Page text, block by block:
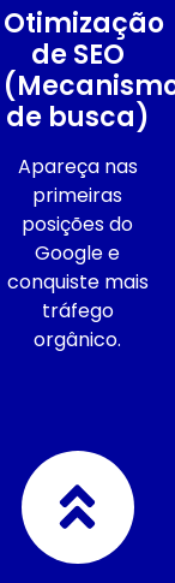
Otimização
de SEO
de busca)
Apareça nas
primeiras
posições do
Google e
conquiste mais
tráfego
orgânico.